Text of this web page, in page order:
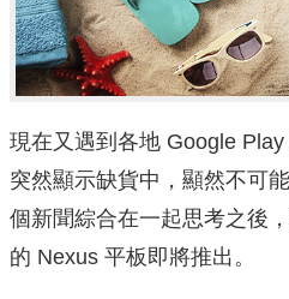
現在又遇到各地 Google
突然顯示缺貨中，顯然不可
個新聞綜合在一起思考之後
的 Nexus 平板即將推出。